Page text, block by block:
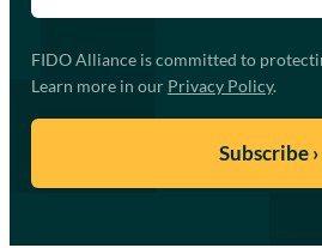
FIDO Alliance is committed to
Learn more in our Privacy Policy.